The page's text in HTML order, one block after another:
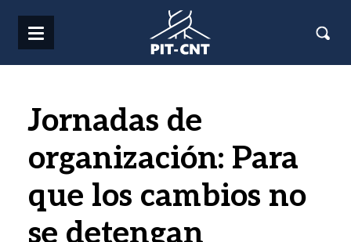
Jornadas de
organización: Para
que los cambios no
se detengan